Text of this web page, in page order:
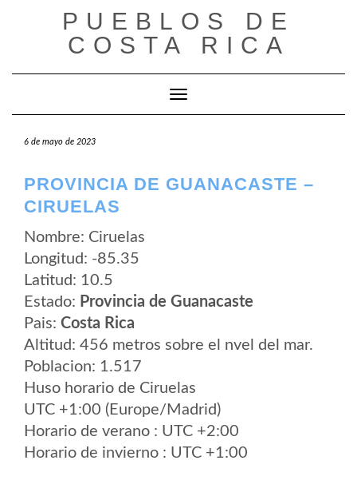
PUEBLOS DE
COSTA RICA
Cambiar modo de navegación
6 de mayo de 2023
PROVINCIA DE GUANACASTE –
CIRUELAS
Nombre: Ciruelas
Longitud: -85.35
Latitud: 10.5
Estado: Provincia de Guanacaste
Pais: Costa Rica
Altitud: 456 metros sobre el nvel del mar.
Poblacion: 1.517
Huso horario de Ciruelas
UTC +1:00 (Europe/Madrid)
Horario de verano : UTC +2:00
Horario de invierno : UTC +1:00